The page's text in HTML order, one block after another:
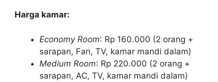
Harga kamar:
Economy Room: Rp 160.000 (2 orang +
sarapan, Fan, TV, kamar mandi dalam)
Medium Room: Rp 220.000 (2 orang +
sarapan, AC, TV, kamar mandi dalam)